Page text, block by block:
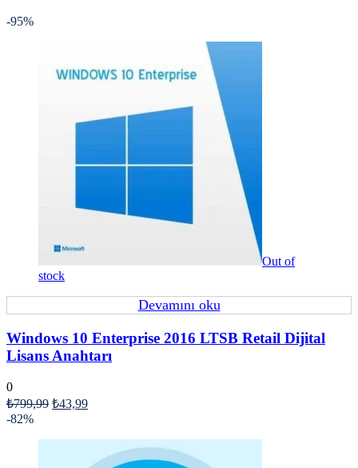
-95%
Out of
stock
Devamını oku
Windows 10 Enterprise 2016 LTSB Retail Dijital
Lisans Anahtarı
0
₺799,99 ₺43,99
-82%